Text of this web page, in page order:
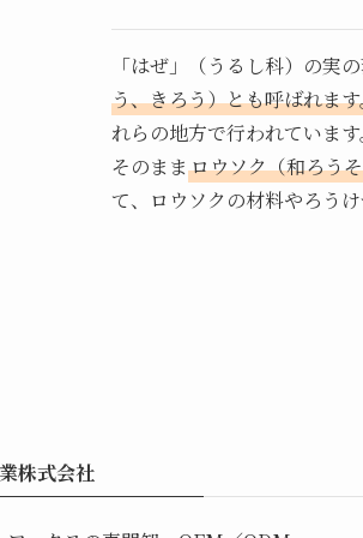
「はぜ」（うるし科）の実
う、きろう）とも呼ばれま
れらの地方で行われていま
そのままロウソク（和ろう
て、ロウソクの材料やろう
株式会社